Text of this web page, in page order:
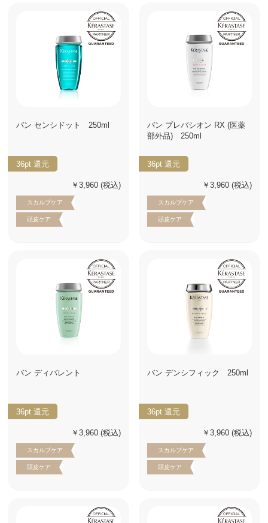
バン センシドット 250ml
36pt 還元
￥3,960 (税込)
スカルプケア
頭皮ケア
バン プレバシオン RX (医薬
部外品) 250ml
36pt 還元
￥3,960 (税込)
スカルプケア
頭皮ケア
バン ディバレント
36pt 還元
￥3,960 (税込)
スカルプケア
頭皮ケア
バン デンシフィック 250ml
36pt 還元
￥3,960 (税込)
スカルプケア
頭皮ケア